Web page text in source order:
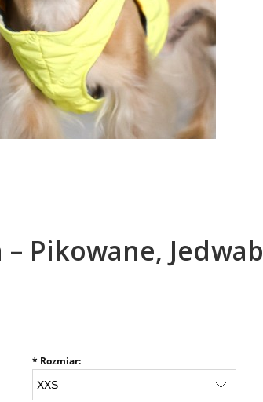
Pikowane,
* Rozmiar: